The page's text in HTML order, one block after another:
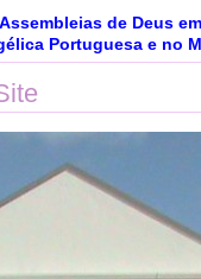
de Deus
Portuguesa e no